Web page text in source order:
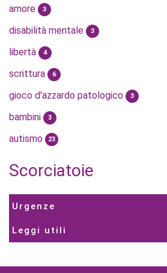
amore 3
disabilità mentale 3
libertà 4
scrittura 6
gioco d'azzardo patologico 3
bambini 3
autismo 23
Scorciatoie
Urgenze
Leggi utili